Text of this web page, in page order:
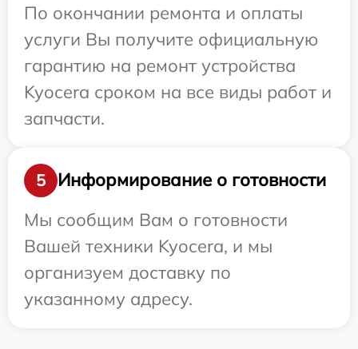
По окончании ремонта и оплаты
услуги Вы получите официальную
гарантию на ремонт устройства
Kyocera сроком на все виды работ и
запчасти.
5
Информирование о готовности
Мы сообщим Вам о готовности
Вашей техники Kyocera, и мы
организуем доставку по
указанному адресу.